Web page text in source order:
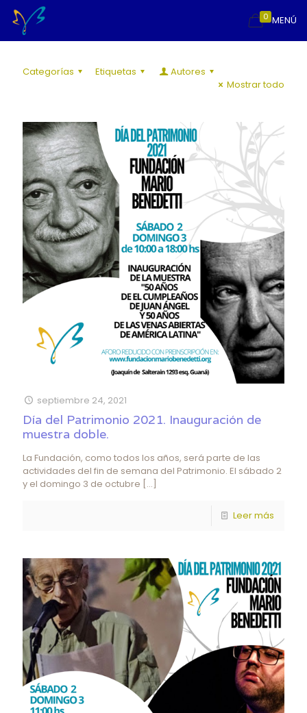
MENÚ
0
Categorías Etiquetas
Autores
Mostrar todo
septiembre 24, 2021
Día del Patrimonio 2021. Inauguración de
muestra doble.
La Fundación, como todos los años, será parte de las
actividades del fin de semana del Patrimonio. El sábado 2
y el domingo 3 de octubre […]
Leer más